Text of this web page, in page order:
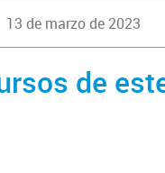
13 de marzo de 2023
de